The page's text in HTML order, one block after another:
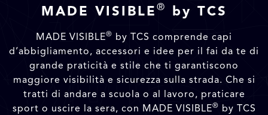
MADE VISIBLE ® by TCS
MADE VISIBLE® by TCS comprende capi
d’abbigliamento, accessori e idee per il fai da te di
grande praticità e stile che ti garantiscono
maggiore visibilità e sicurezza sulla strada. Che si
tratti di andare a scuola o al lavoro, praticare
sport o uscire la sera, con MADE VISIBLE® by TCS